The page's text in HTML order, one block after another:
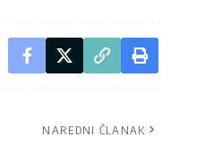
NAREDNI ČLANAK